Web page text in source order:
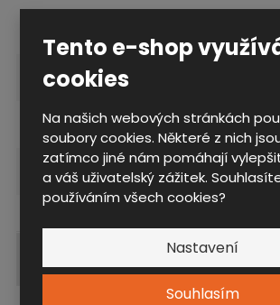
Tento e-shop
cookies
Na našich webových stránkách
soubory cookies. Některé z nich
zatímco jiné nám pomáhají
a váš uživatelský zážitek.
používáním všech cookies?
Nastavení
Souhlasím
Rozměrová řada
Vybavení kontejneru 3) Zásuvky
Výška čela zásuvky 4U